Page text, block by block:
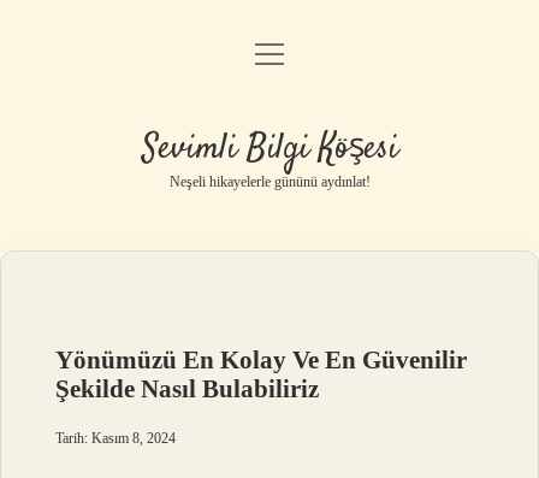
Anasayfa
Yasal Uyarı
menüyü
Sevimli Bilgi Köşesi
Neşeli hikayelerle gününü aydınlat!
Yönümüzü En Kolay Ve En Güvenilir
Şekilde Nasıl Bulabiliriz
Tarih: Kasım 8, 2024